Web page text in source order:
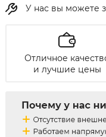
У нас вы можете
Отличное
и лучшие цены